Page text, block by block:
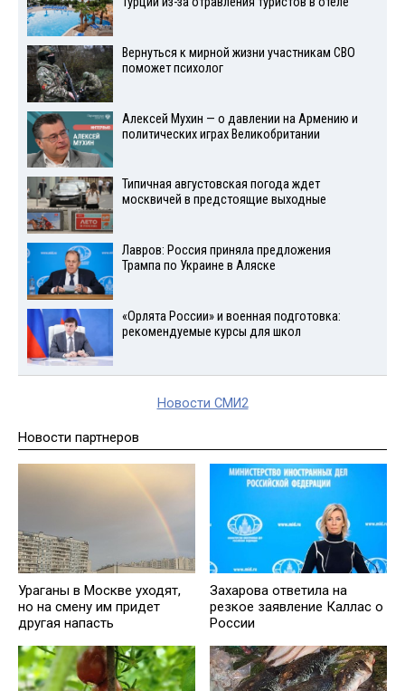
Вернуться к мирной жизни участникам СВО
поможет психолог
Алексей Мухин — о давлении на Армению и
политических играх Великобритании
Типичная августовская погода ждет
москвичей в предстоящие выходные
Лавров: Россия приняла предложения
Трампа по Украине в Аляске
«Орлята России» и военная подготовка:
рекомендуемые курсы для школ
Новости СМИ2
Новости партнеров
Ураганы в Москве уходят,
но на смену им придет
другая напасть
Захарова ответила на
резкое заявление Каллас о
России